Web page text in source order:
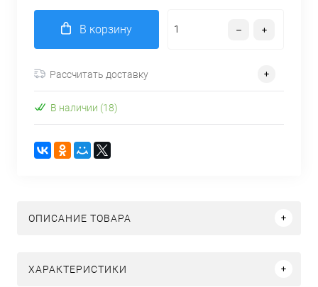
В корзину
Рассчитать доставку
В наличии (18)
ОПИСАНИЕ ТОВАРА
ХАРАКТЕРИСТИКИ